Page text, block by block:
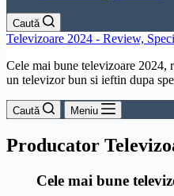
Caută
Televizoare 2024 - Review,
Cele mai bune televizoare
un televizor bun si ieftin dupa
Caută Meniu
Producator
Cele mai bune